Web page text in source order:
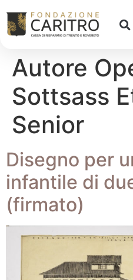
Autore
Sottsass
Senior
Disegno per
infantile di
(firmato)